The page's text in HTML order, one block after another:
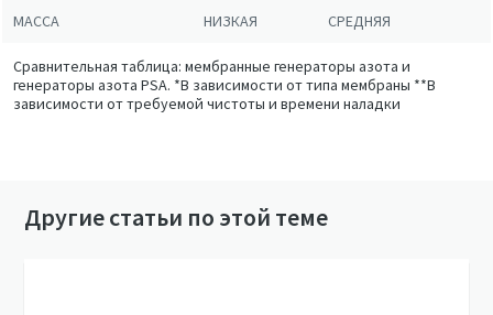
МАССА НИЗКАЯ СРЕДНЯЯ
Сравнительная таблица: мембранные генераторы азота и
генераторы азота PSA. *В зависимости от типа мембраны **В
зависимости от требуемой чистоты и времени наладки
Другие статьи по этой теме